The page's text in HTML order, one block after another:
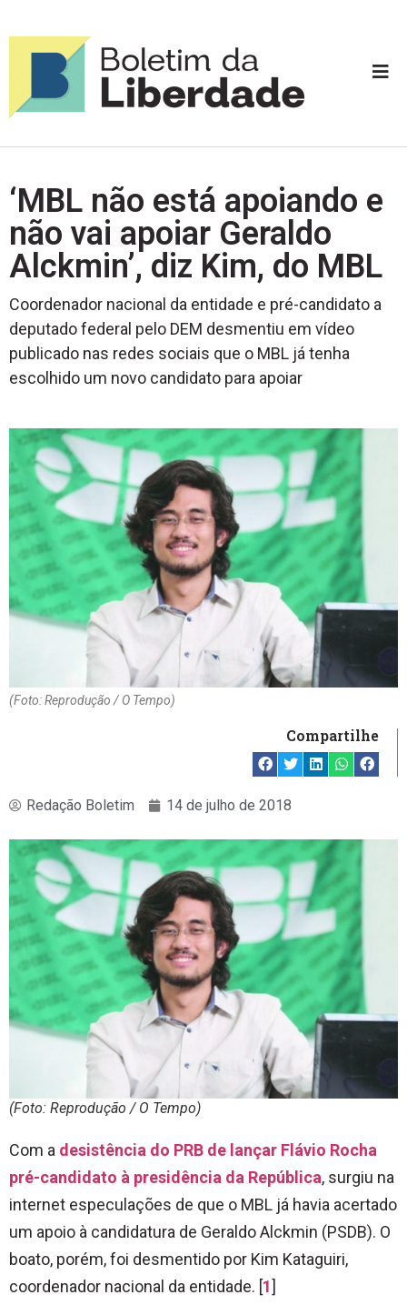
‘MBL não está apoiando e
não vai apoiar Geraldo
Alckmin’, diz Kim, do MBL
Coordenador nacional da entidade e pré-candidato a
deputado federal pelo DEM desmentiu em vídeo
publicado nas redes sociais que o MBL já tenha
escolhido um novo candidato para apoiar
(Foto: Reprodução / O Tempo)
Compartilhe
Redação Boletim 14 de julho de 2018
(Foto: Reprodução / O Tempo)
Com a desistência do PRB de lançar Flávio Rocha
pré-candidato à presidência da República, surgiu na
internet especulações de que o MBL já havia acertado
um apoio à candidatura de Geraldo Alckmin (PSDB). O
boato, porém, foi desmentido por Kim Kataguiri,
coordenador nacional da entidade. [1]